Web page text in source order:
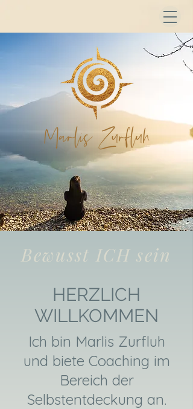
Bewusst ICH sein
HERZLICH
WILLKOMMEN
Ich bin Marlis Zurfluh
und biete Coaching im
Bereich der
Selbstentdeckung an.